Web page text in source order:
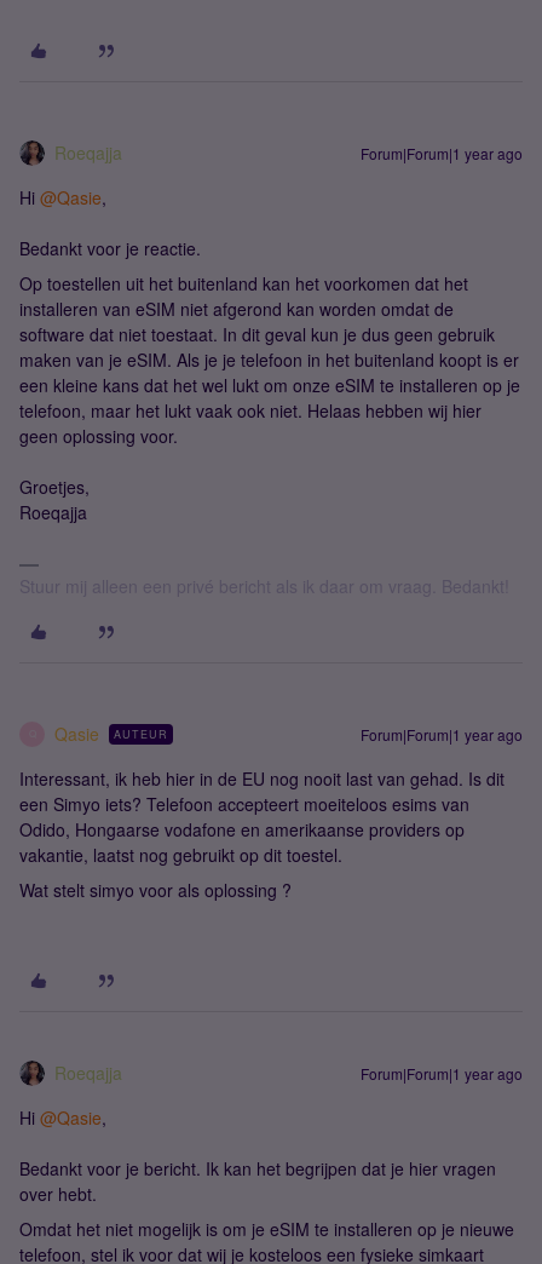
Roeqajja Forum|Forum|1 year ago
Hi @Qasie,
Bedankt voor je reactie.
Op toestellen uit het buitenland kan het voorkomen dat het
installeren van eSIM niet afgerond kan worden omdat de
software dat niet toestaat. In dit geval kun je dus geen gebruik
maken van je eSIM. Als je je telefoon in het buitenland koopt is er
een kleine kans dat het wel lukt om onze eSIM te installeren op je
telefoon, maar het lukt vaak ook niet. Helaas hebben wij hier
geen oplossing voor.
Groetjes,
Roeqajja
Stuur mij alleen een privé bericht als ik daar om vraag. Bedankt!
Qasie AUTEUR Forum|Forum|1 year ago
Interessant, ik heb hier in de EU nog nooit last van gehad. Is dit
een Simyo iets? Telefoon accepteert moeiteloos esims van
Odido, Hongaarse vodafone en amerikaanse providers op
vakantie, laatst nog gebruikt op dit toestel.
Wat stelt simyo voor als oplossing ?
Roeqajja Forum|Forum|1 year ago
Hi @Qasie,
Bedankt voor je bericht. Ik kan het begrijpen dat je hier vragen
over hebt.
Omdat het niet mogelijk is om je eSIM te installeren op je nieuwe
telefoon, stel ik voor dat wij je kosteloos een fysieke simkaart